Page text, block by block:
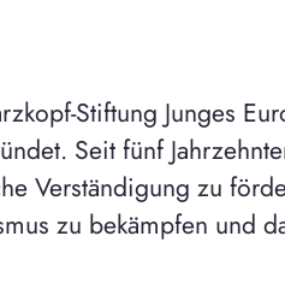
Stiftung Junges
Seit fünf
Verständigung zu
zu bekämpfen und